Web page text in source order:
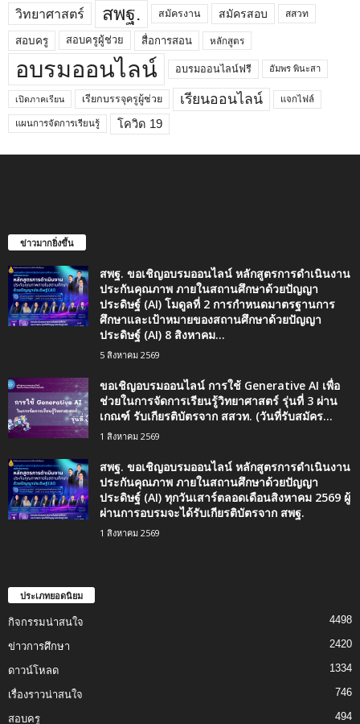
วิทยาศาสตร์ สพฐ. สมัครงาน สมัครสอบ สสวท
สอบครู สอบครูผู้ช่วย สื่อการสอน หลักสูตร
อบรมออนไลน์ อบรมออนไลน์ฟรี อัมพร พินะสา
เปิดภาคเรียน เรียกบรรจุครูผู้ช่วย เรียนออนไลน์ แจกไฟล์
แผนการจัดการเรียนรู้ โควิด 19
ข่าวมากยิ่งขึ้น
สพฐ. ขอเชิญอบรมออนไลน์ หลักสูตรการดำเนินงาน
ประกันคุณภาพ ภายในสถานศึกษาด้วยปัญญา
ประดิษฐ์ (AI) โมดูลที่ 2 การกำหนดมาตรฐานการ
ศึกษาและเป้าหมายของสถานศึกษาด้วยปัญญา
ประดิษฐ์ (AI) 8 สิงหาคม...
5 สิงหาคม 2569
ขอเชิญอบรมออนไลน์ การใช้ Generative AI เพื่อ
ช่วยในการจัดการเรียนรู้วิทยาศาสตร์ รุ่นที่ 3 ผ่าน
เกณฑ์ รับเกียรติบัตรจาก สสวท. (วันที่รับสมัคร...
1 สิงหาคม 2569
สพฐ. ขอเชิญอบรมออนไลน์ หลักสูตรการดำเนินงาน
ประกันคุณภาพ ภายในสถานศึกษาด้วยปัญญา
ประดิษฐ์ (AI) ทุกวันเสาร์ตลอดเดือนสิงหาคม 2569 ผู้
ผ่านการอบรมจะได้รับเกียรติบัตรจาก สพฐ.
1 สิงหาคม 2569
ประเภทยอดนิยม
กิจกรรมน่าสนใจ 4498
ข่าวการศึกษา 2420
ดาวน์โหลด 1334
เรื่องราวน่าสนใจ 746
สอบครู 494